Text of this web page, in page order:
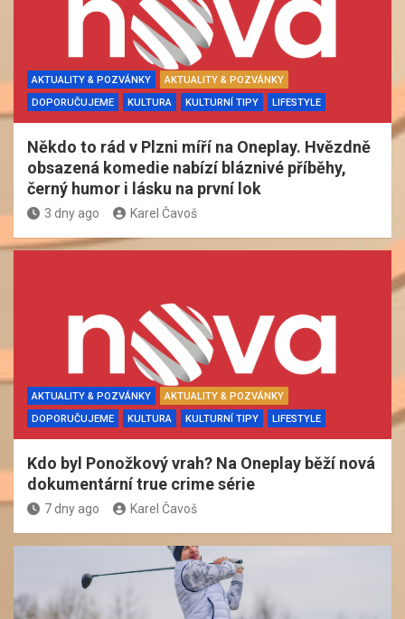
AKTUALITY & POZVÁNKY
AKTUALITY & POZVÁNKY
DOPORUČUJEME
KULTURA KULTURNÍ TIPY LIFESTYLE
Někdo to rád v Plzni míří na Oneplay. Hvězdně
obsazená komedie nabízí bláznivé příběhy,
černý humor i lásku na první lok
3 dny ago Karel Čavoš
AKTUALITY & POZVÁNKY
AKTUALITY & POZVÁNKY
DOPORUČUJEME
KULTURA KULTURNÍ TIPY LIFESTYLE
Kdo byl Ponožkový vrah? Na Oneplay běží nová
dokumentární true crime série
7 dny ago Karel Čavoš